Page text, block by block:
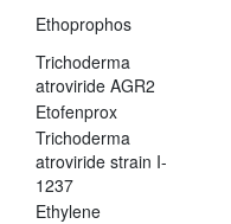
Ethoprophos
Trichoderma
atroviride AGR2
Etofenprox
Trichoderma
atroviride strain I-
1237
Ethylene